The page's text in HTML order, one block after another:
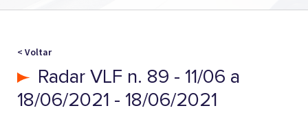
< Voltar
Radar VLF n. 89 - 11/06 a
18/06/2021 - 18/06/2021